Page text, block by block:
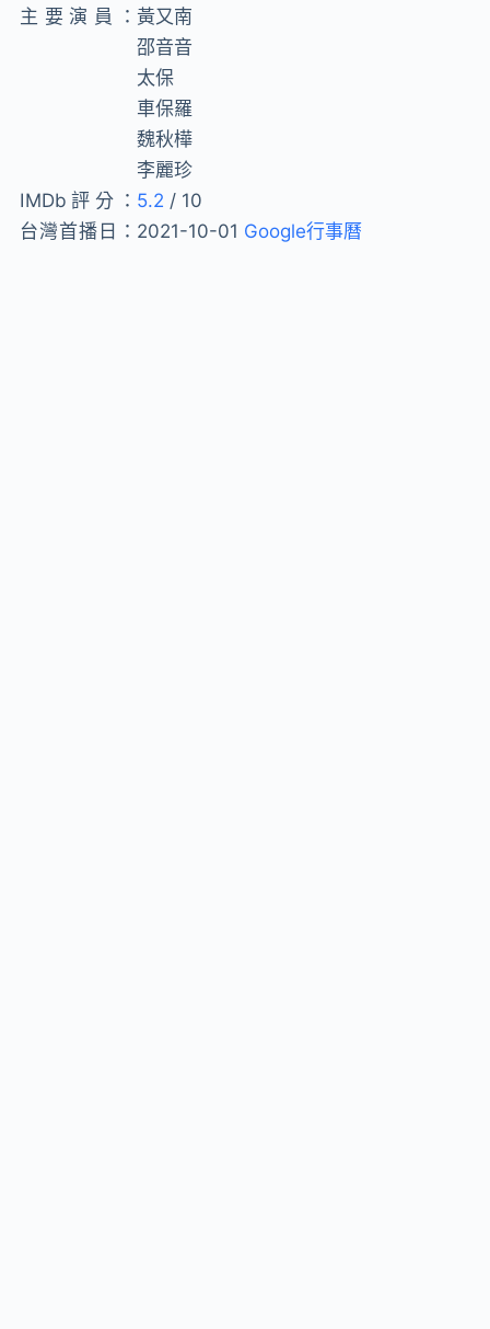
主要演員：黃又南
邵音音
太保
車保羅
魏秋樺
李麗珍
IMDb評分： 5.2 / 10
台灣首播日： 2021-10-01 Google行事曆